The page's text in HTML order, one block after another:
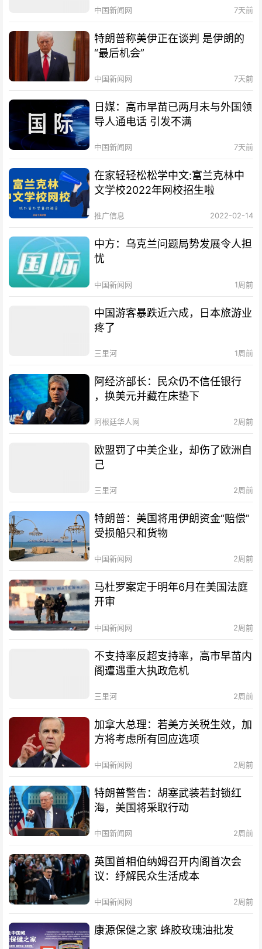
中国新闻网 7天前
特朗普称美伊正在谈判 是伊朗的
“最后机会”
中国新闻网 7天前
日媒：高市早苗已两月未与外国领
导人通电话 引发不满
中国新闻网 7天前
在家轻轻松松学中文:富兰克林中
文学校2022年网校招生啦
推广信息 2022-02-14
中方：乌克兰问题局势发展令人担
忧
中国新闻网 1周前
中国游客暴跌近六成，日本旅游业
疼了
三里河 1周前
阿经济部长：民众仍不信任银行
，换美元并藏在床垫下
阿根廷华人网 2周前
欧盟罚了中美企业，却伤了欧洲自
己
三里河 2周前
特朗普：美国将用伊朗资金“赔偿”
受损船只和货物
中国新闻网 2周前
马杜罗案定于明年6月在美国法庭
开审
中国新闻网 2周前
不支持率反超支持率，高市早苗内
阁遭遇重大执政危机
三里河 2周前
加拿大总理：若美方关税生效，加
方将考虑所有回应选项
中国新闻网 2周前
特朗普警告：胡塞武装若封锁红
海，美国将采取行动
中国新闻网 2周前
英国首相伯纳姆召开内阁首次会
议：纾解民众生活成本
中国新闻网 2周前
康源保健之家 蜂胶玫瑰油批发